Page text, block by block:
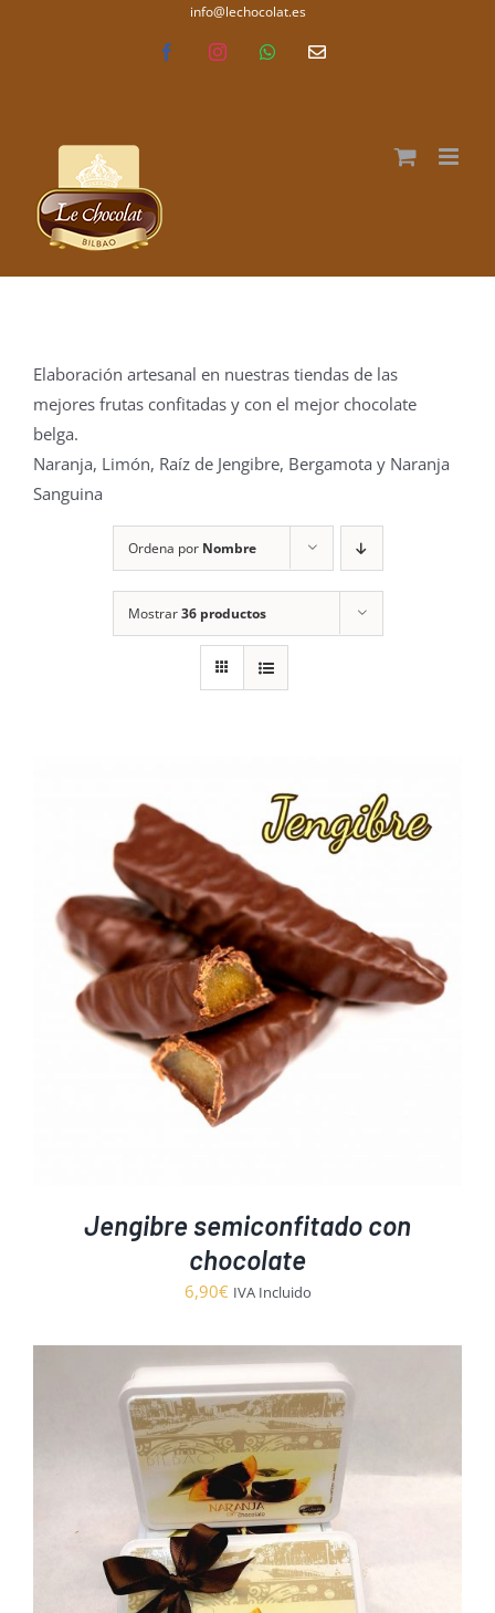
info@lechocolat.es
FacebookInstagramWhatsAppCorreo
Elaboración artesanal en nuestras tiendas de las
mejores frutas confitadas y con el mejor chocolate
belga.
Naranja, Limón, Raíz de Jengibre, Bergamota y Naranja
Sanguina
Ordena por Nombre
Mostrar36 productos
Jengibre semiconfitado con
chocolate
6,90€ IVA Incluido